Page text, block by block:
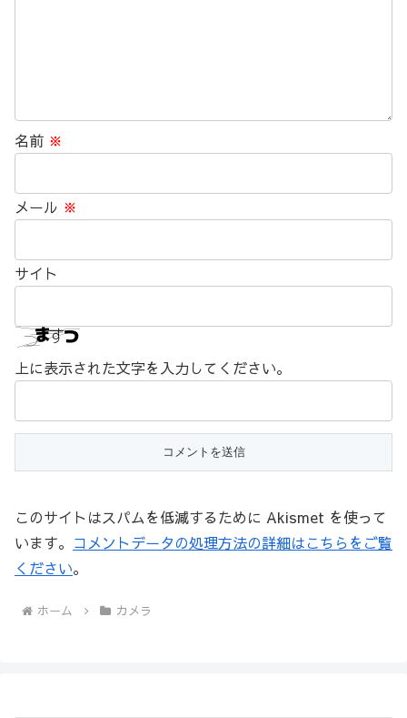
名前 ※
メール ※
サイト
上に表示された文字を入力してください。
このサイトはスパムを低減するために Akismet を使って
います。 コメントデータの処理方法の詳細はこちらをご覧
ください。
ホーム カメラ